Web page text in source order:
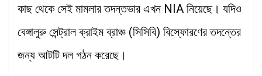
কাছ থেকে সেই মামলার তদন্তভার এখন NIA নিয়েছে। যদিও
বেঙ্গালুরু সেন্ট্রাল ক্রাইম ব্রাঞ্চ (সিসিবি) বিস্ফোরণের তদন্তের
জন্য আটটি দল গঠন করেছে।